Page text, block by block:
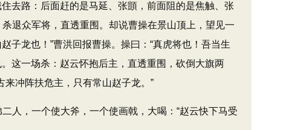
去路：后面赶的是马延、张顗，前面阻的是焦触、张
退众军将，直透重围。却说曹操在景山顶上，望见一
子龙也！”曹洪回报曹操。操曰：“真虎将也！吾当生
这一场杀：赵云怀抱后主，直透重围，砍倒大旗两
冲阵扶危主，只有常山赵子龙。”
，一个使大斧，一个使画戟，大喝：“赵云快下马受